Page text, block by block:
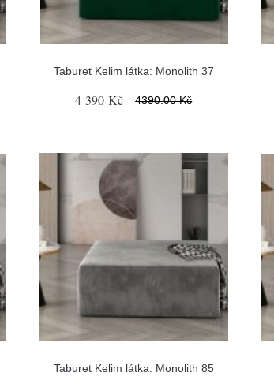
Taburet Kelim látka: Monolith 37
4 390 Kč 4390.00 Kč
Taburet Kelim látka: Monolith 85